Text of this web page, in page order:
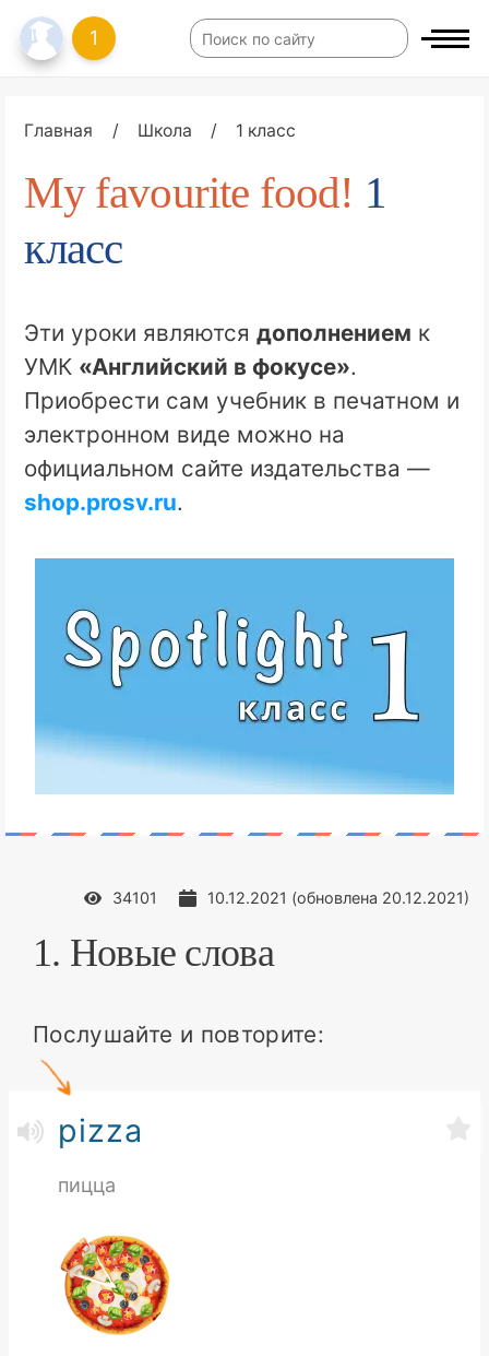
1
Главная / Школа / 1 класс
My favourite food! 1
класс
Эти уроки являютсядополнением к
УМК «Английский в фокусе».
Приобрести сам учебник в печатном и
электронном виде можно на
официальном сайте издательства —
shop.prosv.ru.
34101 10.12.2021 (обновлена 20.12.2021)
1. Новые слова
Послушайте и повторите:
pizza
пицца